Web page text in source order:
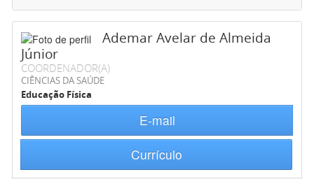
Ademar Avelar de Almeida
Júnior
COORDENADOR(A)
CIÊNCIAS DA SAÚDE
Educação Física
E-mail
Currículo